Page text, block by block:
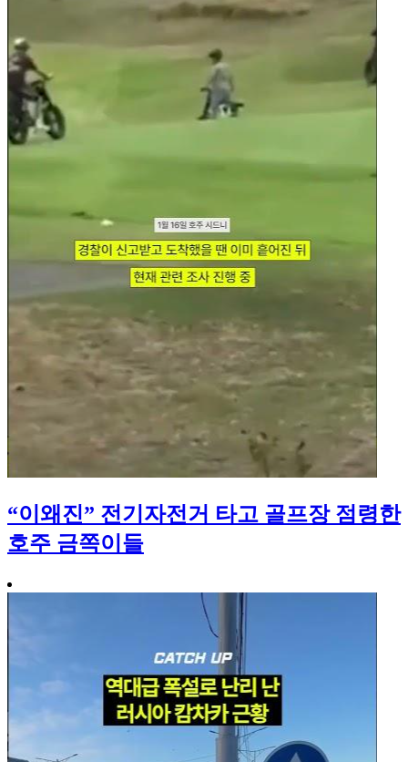
“이왜진” 전기자전거 타고 골프장 점령한
호주 금쪽이들